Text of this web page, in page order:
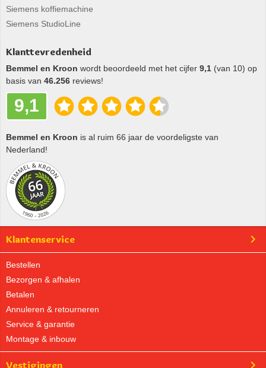
Siemens koffiemachine
Siemens StudioLine
Klanttevredenheid
Bemmel en Kroon wordt beoordeeld met het cijfer 9,1 (van 10) op
basis van 46.256 reviews!
9,1
Bemmel en Kroon is al ruim 66 jaar de voordeligste van
Nederland!
Klantenservice
Bestellen
Bezorgen & afhalen
Betalen
Annuleren & retourneren
Service & garantie
Montage & inbouw
Vestigingen